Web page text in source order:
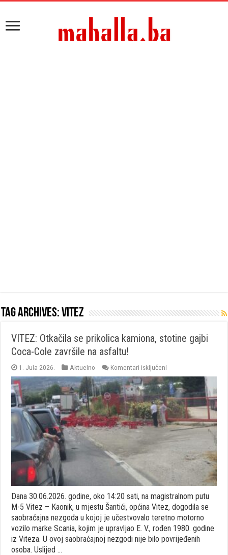
Tag Archives:vitez
VITEZ: Otkačila se prikolica kamiona, stotine gajbi
Coca-Cole završile na asfaltu!
1. Jula 2026. Aktuelno Komentari isključeni
VITEZ:
Otkačila
se
prikolica
kamiona,
stotine
gajbi
Coca-
Cole
asfaltu!
Dana 30.06.2026. godine, oko 14:20 sati, na magistralnom putu
M-5 Vitez – Kaonik, u mjestu Šantići, općina Vitez, dogodila se
saobraćajna nezgoda u kojoj je učestvovalo teretno motorno
vozilo marke Scania, kojim je upravljao E. V., rođen 1980. godine
iz Viteza. U ovoj saobraćajnoj nezgodi nije bilo povrijeđenih
osoba. Uslijed …